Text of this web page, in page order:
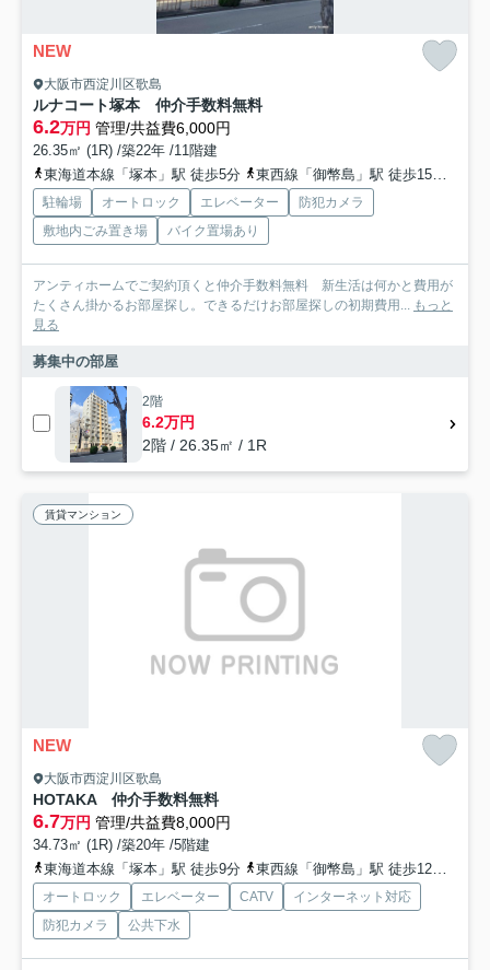
NEW
大阪市西淀川区歌島
ルナコート塚本 仲介手数料無料
6.2万円 管理/共益費6,000円
26.35㎡ (1R) /築22年 /11階建
東海道本線「塚本」駅 徒歩5分
東西線「御幣島」駅 徒歩15分
駐輪場 オートロック エレベーター
防犯カメラ
敷地内ごみ置き場
バイク置場あり
アンティホームでご契約頂くと仲介手数料無料 新生活は何かと費用が
たくさん掛かるお部屋探し。できるだけお部屋探しの初期費用... もっと
見る
募集中の部屋
2階
6.2万円
2階 / 26.35㎡ / 1R
賃貸マンション
NEW
大阪市西淀川区歌島
HOTAKA 仲介手数料無料
6.7万円 管理/共益費8,000円
34.73㎡ (1R) /築20年 /5階建
東海道本線「塚本」駅 徒歩9分
東西線「御幣島」駅 徒歩12分
オートロック エレベーター CATV
インターネット対応
防犯カメラ
公共下水